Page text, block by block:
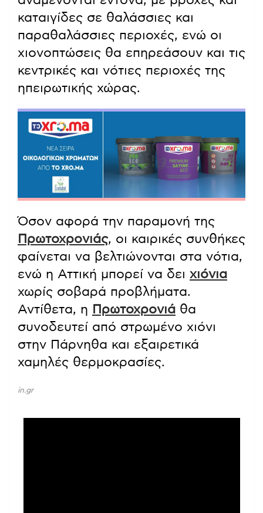
καταιγίδες σε θαλάσσιες και
παραθαλάσσιες περιοχές, ενώ οι
χιονοπτώσεις θα επηρεάσουν και τις
κεντρικές και νότιες περιοχές της
ηπειρωτικής χώρας.
Όσον αφορά την παραμονή της
Πρωτοχρονιάς, οι καιρικές συνθήκες
φαίνεται να βελτιώνονται στα νότια,
ενώ η Αττική μπορεί να δει χιόνια
χωρίς σοβαρά προβλήματα.
Αντίθετα, η Πρωτοχρονιά θα
συνοδευτεί από στρωμένο χιόνι
στην Πάρνηθα και εξαιρετικά
χαμηλές θερμοκρασίες.
in.gr